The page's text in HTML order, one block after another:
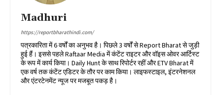
Madhuri
https://reportbharathindi.com/
पत्रकारिता में 6 वर्षों का अनुभव है। पिछले 3 वर्षों से Report Bharat से जुड़ी
हुई हैं। इससे पहले Raftaar Media में कंटेंट राइटर और वॉइस ओवर आर्टिस्ट
के रूप में कार्य किया। Daily Hunt के साथ रिपोर्टर रहीं और ETV Bharat में
एक वर्ष तक कंटेंट एडिटर के तौर पर काम किया। लाइफस्टाइल, इंटरनेशनल
और एंटरटेनमेंट न्यूज पर मजबूत पकड़ है।